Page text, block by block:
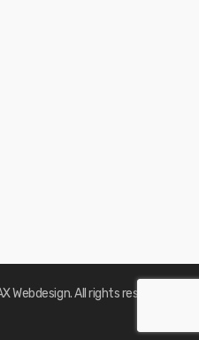
Webdesign. All rights reserved.